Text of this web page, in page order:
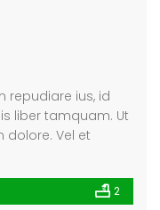
repudiare ius, id
liber tamquam. Ut
dolore. Vel et
2
Single House Near, Los Angeles
Los Angeles, CA 90026